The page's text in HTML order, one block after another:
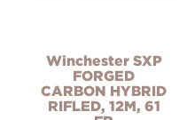
Winchester SXP
FORGED
CARBON HYBRID
RIFLED, 12M, 61